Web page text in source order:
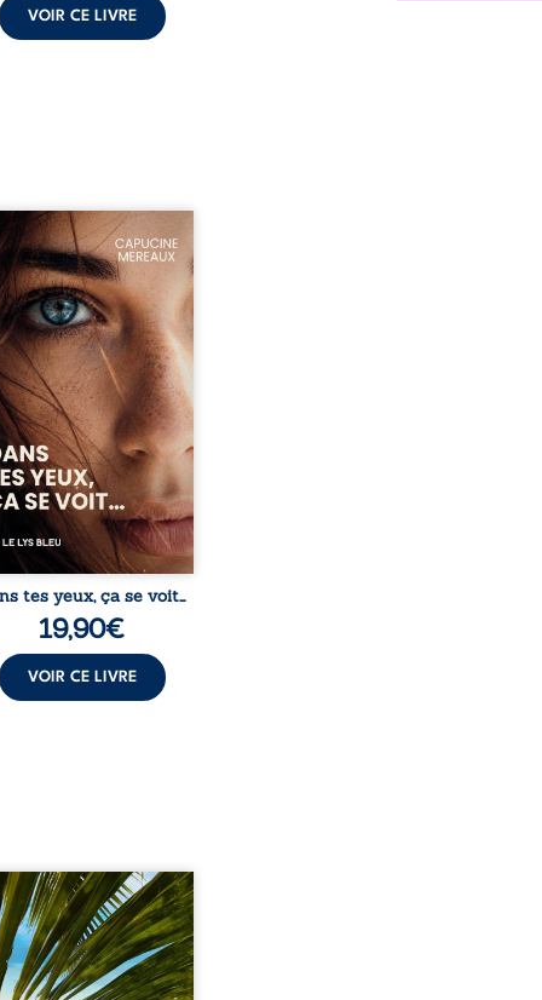
VOIR CE LIVRE
ans, Violette peine à
sa place dans la
Entre timidité,
et peur du
elle avance avec le
d’être différente,
comprendre pleinement
l’habite. Sa rencontre
Louise bouleverse ses
et fait naître en elle
émotions longtemps
Des années plus
alors qu’elle s’apprête à ...
tes yeux, ça se voit…
19,90€
VOIR CE LIVRE
Pierre, jeune retraité,
qu’il est devenu une
femme métissée de
ans. À peine a-t-il
à apprivoiser ce